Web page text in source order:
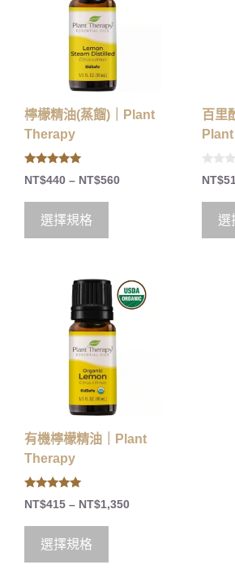
檸檬精油(蒸餾)｜Plant
Therapy
5.00
out of 5
NT$440 – NT$560
選擇規格
百里
0
o
t
5
NT$
選
有機檸檬精油｜Plant
Therapy
5.00
out of 5
NT$415 – NT$1,350
選擇規格